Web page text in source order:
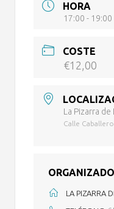
HORA
17:00 - 19:00
COSTE
€12,00
La Pizarra de
Calle
LA PIZARRA